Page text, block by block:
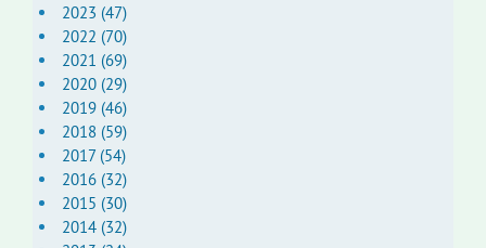
2023 (47)
2022 (70)
2021 (69)
2020 (29)
2019 (46)
2018 (59)
2017 (54)
2016 (32)
2015 (30)
2014 (32)